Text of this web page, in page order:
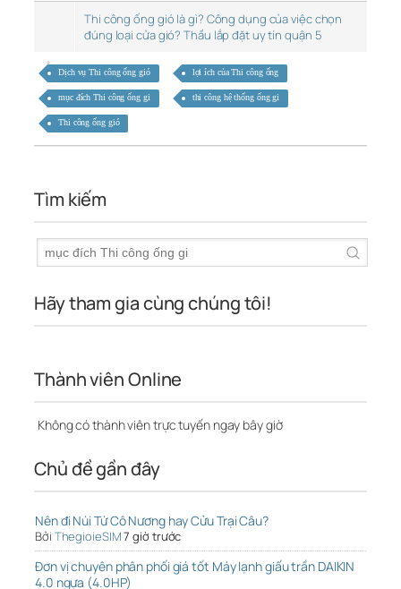
Thi công ống gió là gì? Công dụng của việc chọn
đúng loại cửa gió? Thầu lắp đặt uy tín quận 5
Dịch vụ Thi công ống gió lợi ích của Thi công ống
mục đích Thi công ống gi thi công hệ thống ống gi
Thi công ống gió
Tìm kiếm
Hãy tham gia cùng chúng tôi!
Thành viên Online
Không có thành viên trực tuyến ngay bây giờ
Chủ đề gần đây
Nên đi Núi Tứ Cô Nương hay Cửu Trại Câu?
Bởi ThegioieSIM7 giờ trước
Đơn vị chuyên phân phối giá tốt Máy lạnh giấu trần DAIKIN
4.0 ngựa (4.0HP)